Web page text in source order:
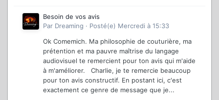
Besoin de vos avis
Par Dreaming · Posté(e) Mercredi à 15:33
Ok Comemich. Ma philosophie de couturière, ma
prétention et ma pauvre maîtrise du langage
audiovisuel te remercient pour ton avis qui m'aide
à m'améliorer. Charlie, je te remercie beaucoup
pour ton avis constructif. En postant ici, c'est
exactement ce genre de message que je...